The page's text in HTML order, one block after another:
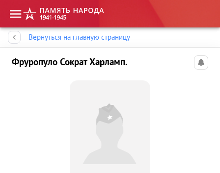
Вернуться на главную страницу
Фруропуло Сократ Харламп.
Память народа